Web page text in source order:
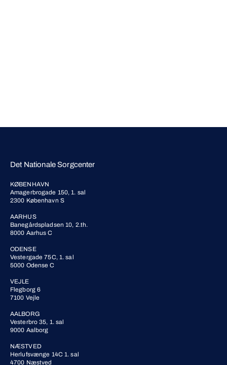
Det Nationale Sorgcenter
KØBENHAVN
Amagerbrogade 150, 1. sal
2300 København S
AARHUS
Banegårdspladsen 10, 2.th.
8000 Aarhus C
ODENSE
Vestergade 75C, 1. sal
5000 Odense C
VEJLE
Flegborg 6
7100 Vejle
AALBORG
Vesterbro 35, 1. sal
9000 Aalborg
NÆSTVED
Herlufsvænge 14C 1. sal
4700 Næstved